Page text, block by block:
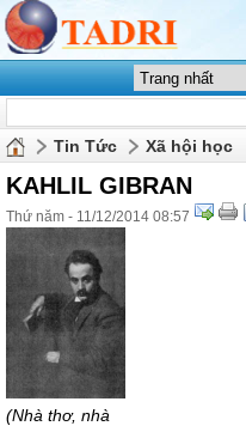
Tin Tức Xã hội học
KAHLIL GIBRAN
Thứ năm - 11/12/2014 08:57
(Nhà thơ, nhà